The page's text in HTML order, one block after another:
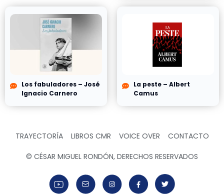
Los fabuladores – José
Ignacio Carnero
La peste – Albert
Camus
TRAYECTORÍA LIBROS CMR VOICE OVER CONTACTO
© CÉSAR MIGUEL RONDÓN, DERECHOS RESERVADOS